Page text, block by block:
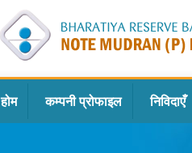
होम कम्पनी प्रोफाइल निविदाएँ